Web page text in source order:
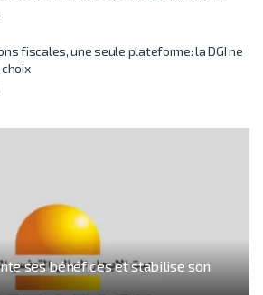
fiscales, une seule plateforme: la DGI ne
ses bénéfices et stabilise son